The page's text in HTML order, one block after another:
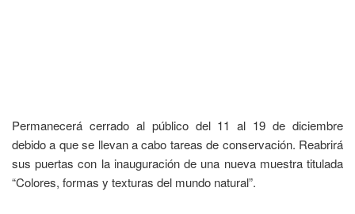
Permanecerá cerrado al público del 11 al 19 de diciembre
debido a que se llevan a cabo tareas de conservación. Reabrirá
sus puertas con la inauguración de una nueva muestra titulada
“Colores, formas y texturas del mundo natural”.